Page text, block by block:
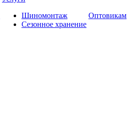
Шиномонтаж
Сезонное хранение
Оптовикам